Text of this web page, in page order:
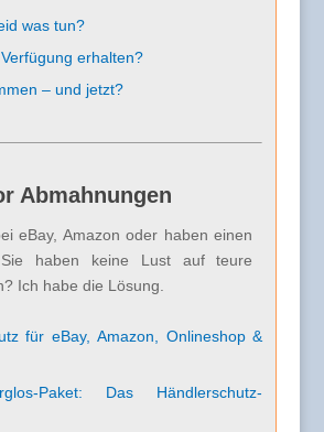
was tun?
erhalten?
– und jetzt?
Abmahnungen
eBay, Amazon oder haben einen
Sie haben keine Lust auf teure
Ich habe die Lösung.
für eBay, Amazon, Onlineshop &
Paket: Das Händlerschutz-